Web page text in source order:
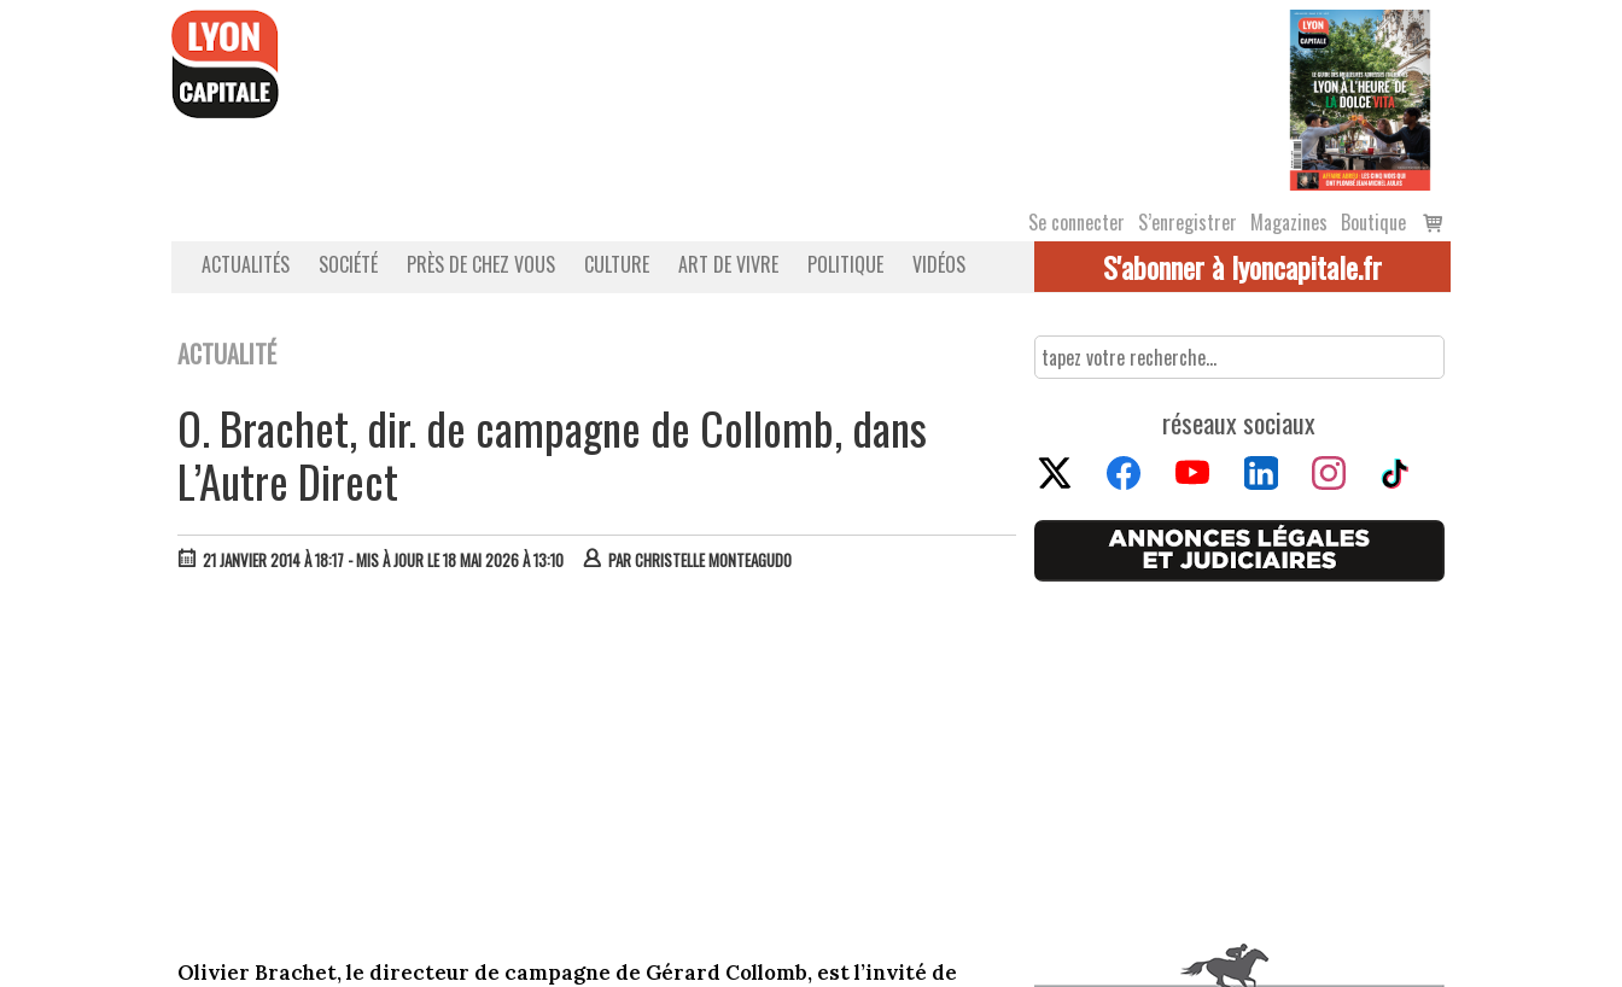
Se connecter S’enregistrer Magazines Boutique
Voir
le
ACTUALITÉS SOCIÉTÉ PRÈS DE CHEZ VOUS CULTURE ART DE VIVRE POLITIQUE VIDÉOS S'abonner à lyoncapitale.fr
ACTUALITÉ
O. Brachet, dir. de campagne de Collomb, dans
L’Autre Direct
21 JANVIER 2014 À 18:17 - MIS À JOUR LE 18 MAI 2026 À 13:10 PARCHRISTELLE MONTEAGUDO
Olivier Brachet, le directeur de campagne de Gérard Collomb, est l’invité de
réseaux sociaux